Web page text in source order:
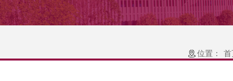
位置： 首